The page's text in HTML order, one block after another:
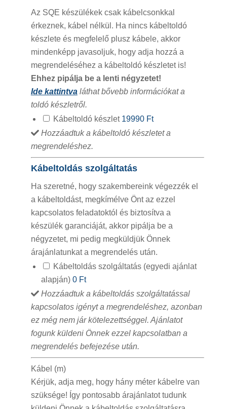
Az SQE készülékek csak kábelcsonkkal
érkeznek, kábel nélkül. Ha nincs kábeltoldó
készlete és megfelelő plusz kábele, akkor
mindenképp javasoljuk, hogy adja hozzá a
megrendeléséhez a kábeltoldó készletet is!
Ehhez pipálja be a lenti négyzetet!
Ide kattintvaláthat bővebb információkat a
toldó készletről.
Kábeltoldó készlet 19990 Ft
Hozzáadtuk a kábeltoldó készletet a
megrendeléshez.
Kábeltoldás szolgáltatás
Ha szeretné, hogy szakembereink végezzék el
a kábeltoldást, megkímélve Önt az ezzel
kapcsolatos feladatoktól és biztosítva a
készülék garanciáját, akkor pipálja be a
négyzetet, mi pedig megküldjük Önnek
árajánlatunkat a megrendelés után.
Kábeltoldás szolgáltatás (egyedi ajánlat
alapján) 0 Ft
Hozzáadtuk a kábeltoldás szolgáltatással
kapcsolatos igényt a megrendeléshez, azonban
ez még nem jár kötelezettséggel. Ajánlatot
fogunk küldeni Önnek ezzel kapcsolatban a
megrendelés befejezése után.
Kábel (m)
Kérjük, adja meg, hogy hány méter kábelre van
szüksége! Így pontosabb árajánlatot tudunk